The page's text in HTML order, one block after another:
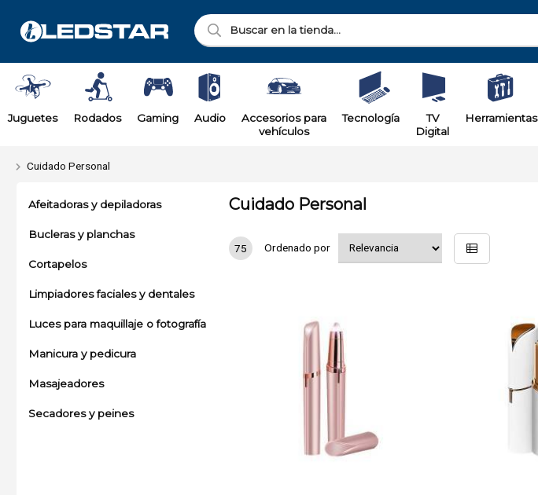
Juguetes Rodados Gaming Audio
Accesorios para
vehículos
Tecnología
TV
Digital
Herramientas
Cuidado Personal
Afeitadoras y depiladoras
Bucleras y planchas
Cortapelos
Limpiadores faciales y dentales
Luces para maquillaje o fotografía
Manicura y pedicura
Masajeadores
Secadores y peines
Cuidado Personal
75 Ordenado por